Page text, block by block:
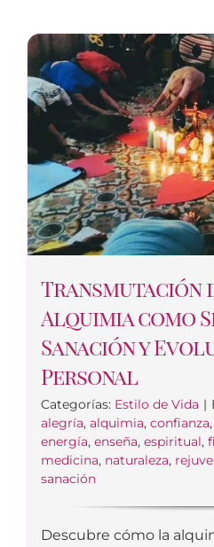
Transmutación
Alquimia como
Sanación y
Personal
Categorías: Estilo de Vida |
alegría, alquimia, confianza,
energía, enseña, espiritual,
medicina, naturaleza,
sanación
Descubre cómo la